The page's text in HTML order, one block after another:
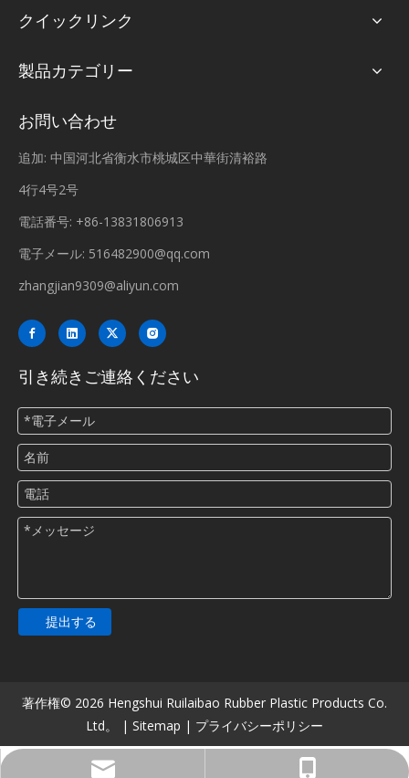
クイックリンク
製品カテゴリー
お問い合わせ
追加: 中国河北省衡水市桃城区中華街清裕路
4行4号2号
電話番号: +86-13831806913
電子メール: 516482900@qq.com
zhangjian9309@aliyun.com
引き続きご連絡ください
提出する
著作権© 2026 Hengshui Ruilaibao Rubber Plastic Products Co.
Ltd。 | Sitemap | プライバシーポリシー